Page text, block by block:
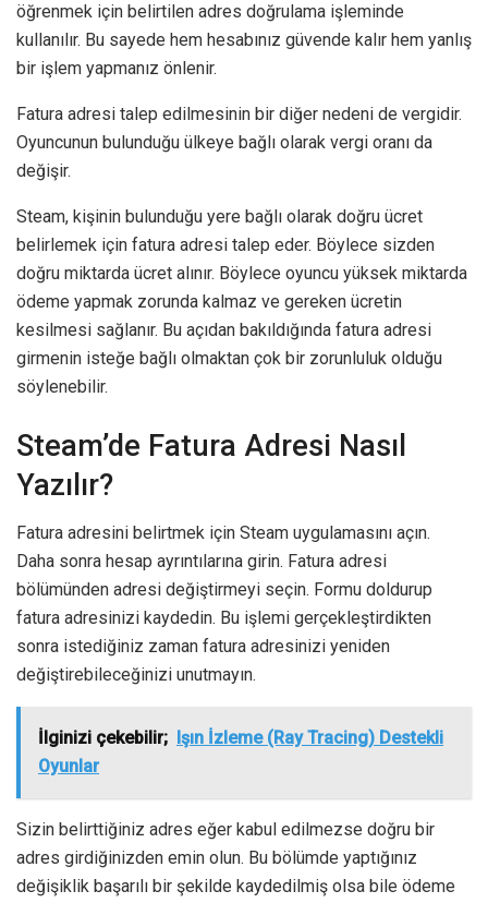
öğrenmek için belirtilen adres doğrulama işleminde
kullanılır. Bu sayede hem hesabınız güvende kalır hem yanlış
bir işlem yapmanız önlenir.
Fatura adresi talep edilmesinin bir diğer nedeni de vergidir.
Oyuncunun bulunduğu ülkeye bağlı olarak vergi oranı da
değişir.
Steam, kişinin bulunduğu yere bağlı olarak doğru ücret
belirlemek için fatura adresi talep eder. Böylece sizden
doğru miktarda ücret alınır. Böylece oyuncu yüksek miktarda
ödeme yapmak zorunda kalmaz ve gereken ücretin
kesilmesi sağlanır. Bu açıdan bakıldığında fatura adresi
girmenin isteğe bağlı olmaktan çok bir zorunluluk olduğu
söylenebilir.
Steam’de Fatura Adresi Nasıl
Yazılır?
Fatura adresini belirtmek için Steam uygulamasını açın.
Daha sonra hesap ayrıntılarına girin. Fatura adresi
bölümünden adresi değiştirmeyi seçin. Formu doldurup
fatura adresinizi kaydedin. Bu işlemi gerçekleştirdikten
sonra istediğiniz zaman fatura adresinizi yeniden
değiştirebileceğinizi unutmayın.
İlginizi çekebilir;
Işın İzleme (Ray Tracing) Destekli
Oyunlar
Sizin belirttiğiniz adres eğer kabul edilmezse doğru bir
adres girdiğinizden emin olun. Bu bölümde yaptığınız
değişiklik başarılı bir şekilde kaydedilmiş olsa bile ödeme